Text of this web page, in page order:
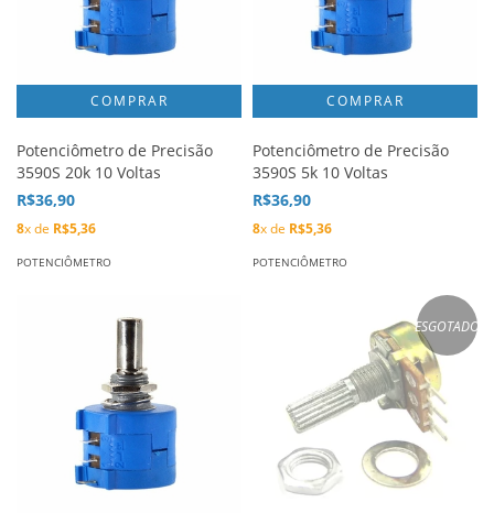
Potenciômetro de Precisão
3590S 20k 10 Voltas
R$36,90
8x de R$5,36
POTENCIÔMETRO
Potenciômetro de Precisão
3590S 5k 10 Voltas
R$36,90
8x de R$5,36
POTENCIÔMETRO
ESGOTADO